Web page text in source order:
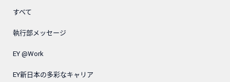
すべて
執行部メッセージ
EY @Work
EY新日本の多彩なキャリア